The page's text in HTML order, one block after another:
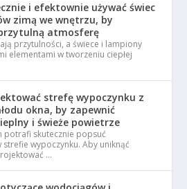
i efektownie używać świec
zimą we wnętrzu, by
atmosferę
przytulności, a świece i lampiony
elementami w tworzeniu ciepłej
strefę wypoczynku z
okna, by zapewnić
i świeże powietrze
potrafi skutecznie popsuć
wypoczynku. Aby uniknąć
…